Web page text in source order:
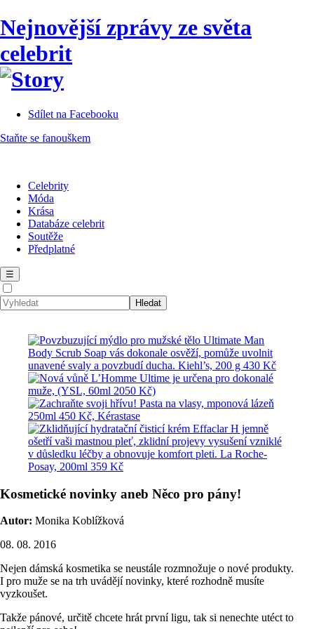
Nejnovější zprávy ze světa
celebrit
Sdílet na Facebooku
Staňte se fanouškem
Celebrity
Móda
Krása
Databáze celebrit
Soutěže
Předplatné
☰
Kosmetické novinky aneb Něco pro pány!
Autor: Monika Koblížková
08. 08. 2016
Nejen dámská kosmetika se neustále rozmnožuje o nové produkty.
I pro muže se na trh uvádějí novinky, které rozhodně musíte
vyzkoušet.
Takže pánové, určitě chcete hrát první ligu, tak si nenechte utéct to